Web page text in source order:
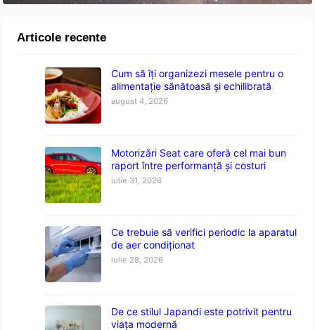
Articole recente
Cum să îți organizezi mesele pentru o
alimentație sănătoasă și echilibrată
august 4, 2026
Motorizări Seat care oferă cel mai bun
raport între performanță și costuri
iulie 31, 2026
Ce trebuie să verifici periodic la aparatul
de aer condiționat
iulie 28, 2026
De ce stilul Japandi este potrivit pentru
viața modernă